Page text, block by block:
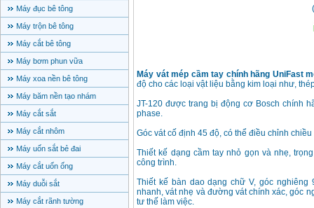
Máy đục bê tông
Máy trộn bê tông
Máy cắt bê tông
Máy bơm phun vữa
Máy xoa nền bê tông
Máy băm nền tạo nhám
Máy cắt sắt
Máy cắt nhôm
Máy uốn sắt bẻ đai
Máy cắt uốn ống
Máy duỗi sắt
Máy cắt rãnh tường
(
Máy vát mép cầm tay chính hãng UniFast
độ cho các loại vật liệu bằng kim loại như,
JT-120 được trang bị động cơ Bosch chính
phase.
Góc vát cố định 45 độ, có thể điều chỉnh
Thiết kế dạng cầm tay nhỏ gọn và nhẹ,
công trình.
Thiết kế bàn dao dạng chữ V, góc
nhanh, vát nhẹ và đường vát chính xác, góc
tư thế làm việc.